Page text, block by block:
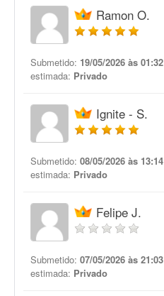
Ramon O.
Submetido: 19/05/2026 às 01:32
estimada: Privado
Ignite - S.
Submetido: 08/05/2026 às 13:14
estimada: Privado
Felipe J.
Submetido: 07/05/2026 às 21:03
estimada: Privado